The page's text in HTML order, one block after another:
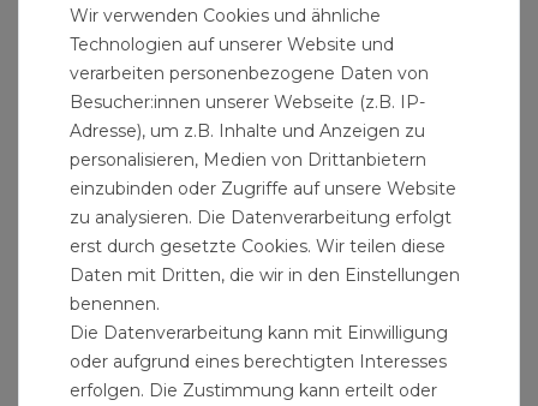
Rollenbock verstellbar 60 kg
27,99 € *
Wir verwenden Cookies und ähnliche
Technologien auf unserer Website und
verarbeiten personenbezogene Daten von
Besucher:innen unserer Webseite (z.B. IP-
Adresse), um z.B. Inhalte und Anzeigen zu
personalisieren, Medien von Drittanbietern
einzubinden oder Zugriffe auf unsere Website
zu analysieren. Die Datenverarbeitung erfolgt
erst durch gesetzte Cookies. Wir teilen diese
Daten mit Dritten, die wir in den Einstellungen
benennen.
Die Datenverarbeitung kann mit Einwilligung
oder aufgrund eines berechtigten Interesses
erfolgen. Die Zustimmung kann erteilt oder